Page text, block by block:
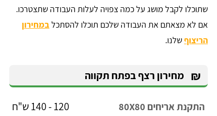
שתוכלו לקבל מושג על כמה צפויה לעלות העבודה שתצטרכו.
אם לא מצאתם את העבודה שלכם תוכלו להסתכלבמחירון
הריצוףשלנו.
₪ מחירון רצף בפתח תקווה
התקנת אריחים 80X80 120 - 140 ש"ח